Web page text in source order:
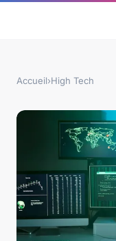
Accueil›High Tech